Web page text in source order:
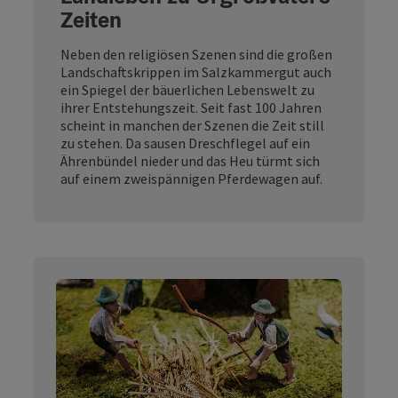
Zeiten
Neben den religiösen Szenen sind die großen
Landschaftskrippen im Salzkammergut auch
ein Spiegel der bäuerlichen Lebenswelt zu
ihrer Entstehungszeit. Seit fast 100 Jahren
scheint in manchen der Szenen die Zeit still
zu stehen. Da sausen Dreschflegel auf ein
Ährenbündel nieder und das Heu türmt sich
auf einem zweispännigen Pferdewagen auf.